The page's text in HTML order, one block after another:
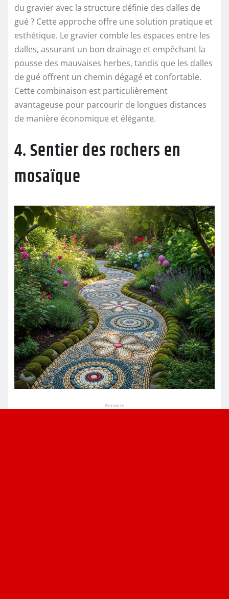
du gravier avec la structure définie des dalles de
gué ? Cette approche offre une solution pratique et
esthétique. Le gravier comble les espaces entre les
dalles, assurant un bon drainage et empêchant la
pousse des mauvaises herbes, tandis que les dalles
de gué offrent un chemin dégagé et confortable.
Cette combinaison est particulièrement
avantageuse pour parcourir de longues distances
de manière économique et élégante.
4. Sentier des rochers en
mosaïque
Annonce